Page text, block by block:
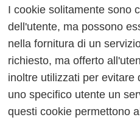
I cookie solitamente sono
dell'utente, ma possono
nella fornitura di un
richiesto, ma offerto
inoltre utilizzati per evitare
uno specifico utente un
questi cookie permettono